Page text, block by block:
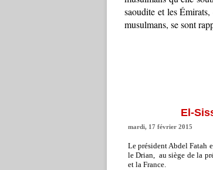
saoudite et les
musulmans, se sont
El-
mardi, 17 février 2015
Le président Abdel Fatah
le Drian, au siège de la
et la France.